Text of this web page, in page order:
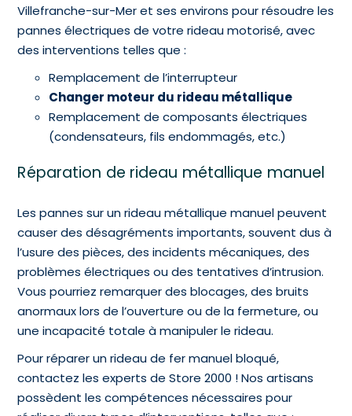
Villefranche-sur-Mer et ses environs pour résoudre les
pannes électriques de votre rideau motorisé, avec
des interventions telles que :
Remplacement de l’interrupteur
Changer moteur du rideau métallique
Remplacement de composants électriques
(condensateurs, fils endommagés, etc.)
Réparation de rideau métallique manuel
Les pannes sur un rideau métallique manuel peuvent
causer des désagréments importants, souvent dus à
l’usure des pièces, des incidents mécaniques, des
problèmes électriques ou des tentatives d’intrusion.
Vous pourriez remarquer des blocages, des bruits
anormaux lors de l’ouverture ou de la fermeture, ou
une incapacité totale à manipuler le rideau.
Pour réparer un rideau de fer manuel bloqué,
contactez les experts de Store 2000 ! Nos artisans
possèdent les compétences nécessaires pour